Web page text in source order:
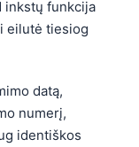
inkstų funkcija
eilutė tiesiog
datą,
numerį,
identiškos